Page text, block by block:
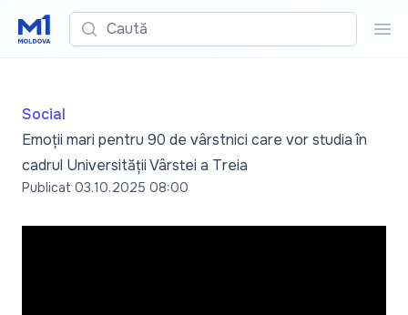
Caută
Social
Emoții mari pentru 90 de vârstnici care vor studia în
cadrul Universității Vârstei a Treia
Publicat 03.10.2025 08:00